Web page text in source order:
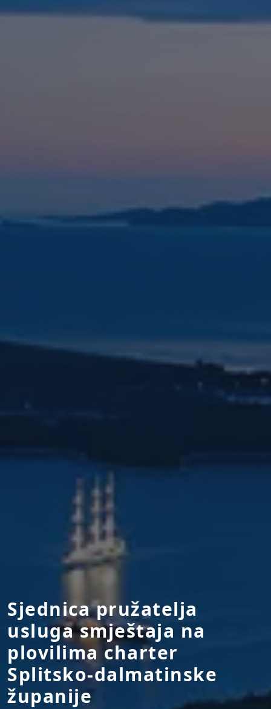
Sjednica pružatelja
usluga smještaja na
plovilima charter
Splitsko-dalmatinske
županije